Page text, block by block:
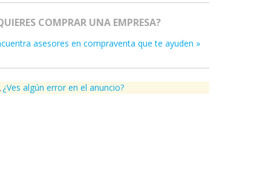
COMPRAR UNA EMPRESA?
asesores en compraventa que te ayuden »
¿Ves algún error en el anuncio?